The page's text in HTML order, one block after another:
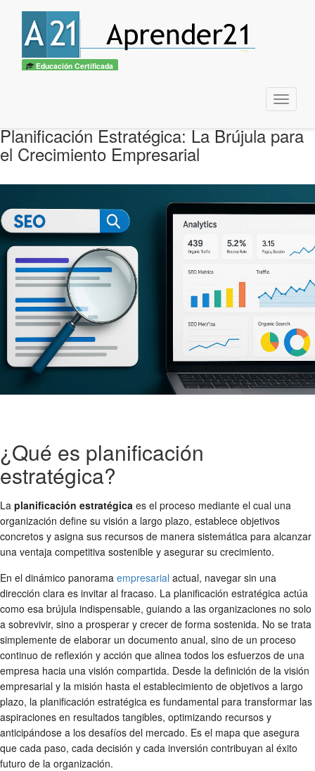
Educación Certificada
Menu
Planificación Estratégica: La Brújula para
el Crecimiento Empresarial
¿Qué es planificación
estratégica?
La planificación estratégica es el proceso mediante el cual una
organización define su visión a largo plazo, establece objetivos
concretos y asigna sus recursos de manera sistemática para alcanzar
una ventaja competitiva sostenible y asegurar su crecimiento.
En el dinámico panorama empresarial actual, navegar sin una
dirección clara es invitar al fracaso. La planificación estratégica actúa
como esa brújula indispensable, guiando a las organizaciones no solo
a sobrevivir, sino a prosperar y crecer de forma sostenida. No se trata
simplemente de elaborar un documento anual, sino de un proceso
continuo de reflexión y acción que alinea todos los esfuerzos de una
empresa hacia una visión compartida. Desde la definición de la visión
empresarial y la misión hasta el establecimiento de objetivos a largo
plazo, la planificación estratégica es fundamental para transformar las
aspiraciones en resultados tangibles, optimizando recursos y
anticipándose a los desafíos del mercado. Es el mapa que asegura
que cada paso, cada decisión y cada inversión contribuyan al éxito
futuro de la organización.